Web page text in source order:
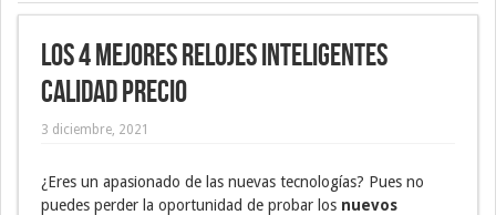
Los 4 mejores relojes inteligentes
calidad precio
3 diciembre, 2021
¿Eres un apasionado de las nuevas tecnologías? Pues no
puedes perder la oportunidad de probar los nuevos